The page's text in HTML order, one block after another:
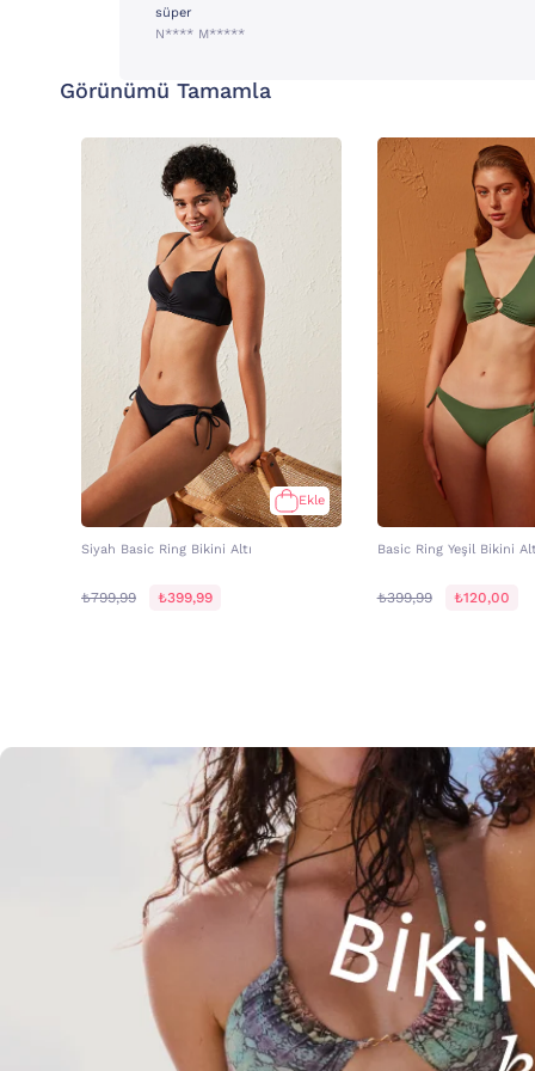
süper
N**** M*****
Görünümü Tamamla
Ekle
Siyah Basic Ring Bikini Altı
₺799,99 ₺399,99
Basic Ring Yeşil Bikini
₺399,99 ₺120,00